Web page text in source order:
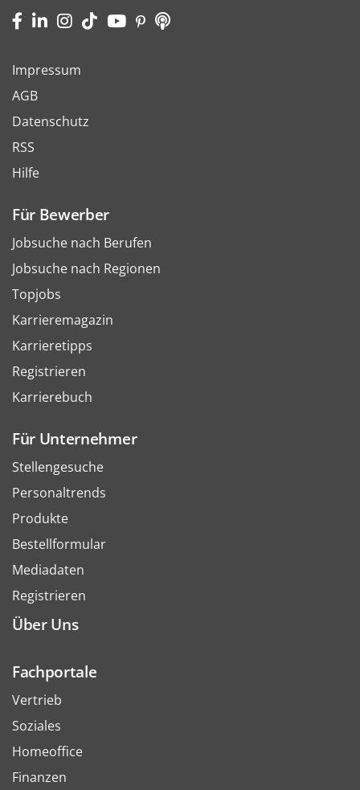
Impressum
AGB
Datenschutz
RSS
Hilfe
Für Bewerber
Jobsuche nach Berufen
Jobsuche nach Regionen
Topjobs
Karrieremagazin
Karrieretipps
Registrieren
Karrierebuch
Für Unternehmer
Stellengesuche
Personaltrends
Produkte
Bestellformular
Mediadaten
Registrieren
Über Uns
Fachportale
Vertrieb
Soziales
Homeoffice
Finanzen